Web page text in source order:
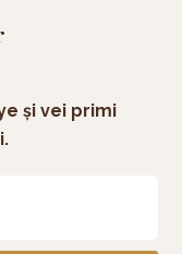
și vei primi